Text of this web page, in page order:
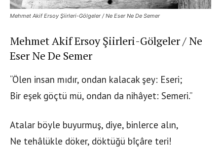
Mehmet Akif Ersoy Şiirleri-Gölgeler / Ne Eser Ne De Semer
Mehmet Akif Ersoy Şiirleri-Gölgeler / Ne
Eser Ne De Semer
“Ölen insan mıdır, ondan kalacak şey: Eseri;
Bir eşek göçtü mü, ondan da nihâyet: Semeri.”
Atalar böyle buyurmuş, diye, binlerce alın,
Ne tehâlükle döker, döktüğü bîçâre teri!